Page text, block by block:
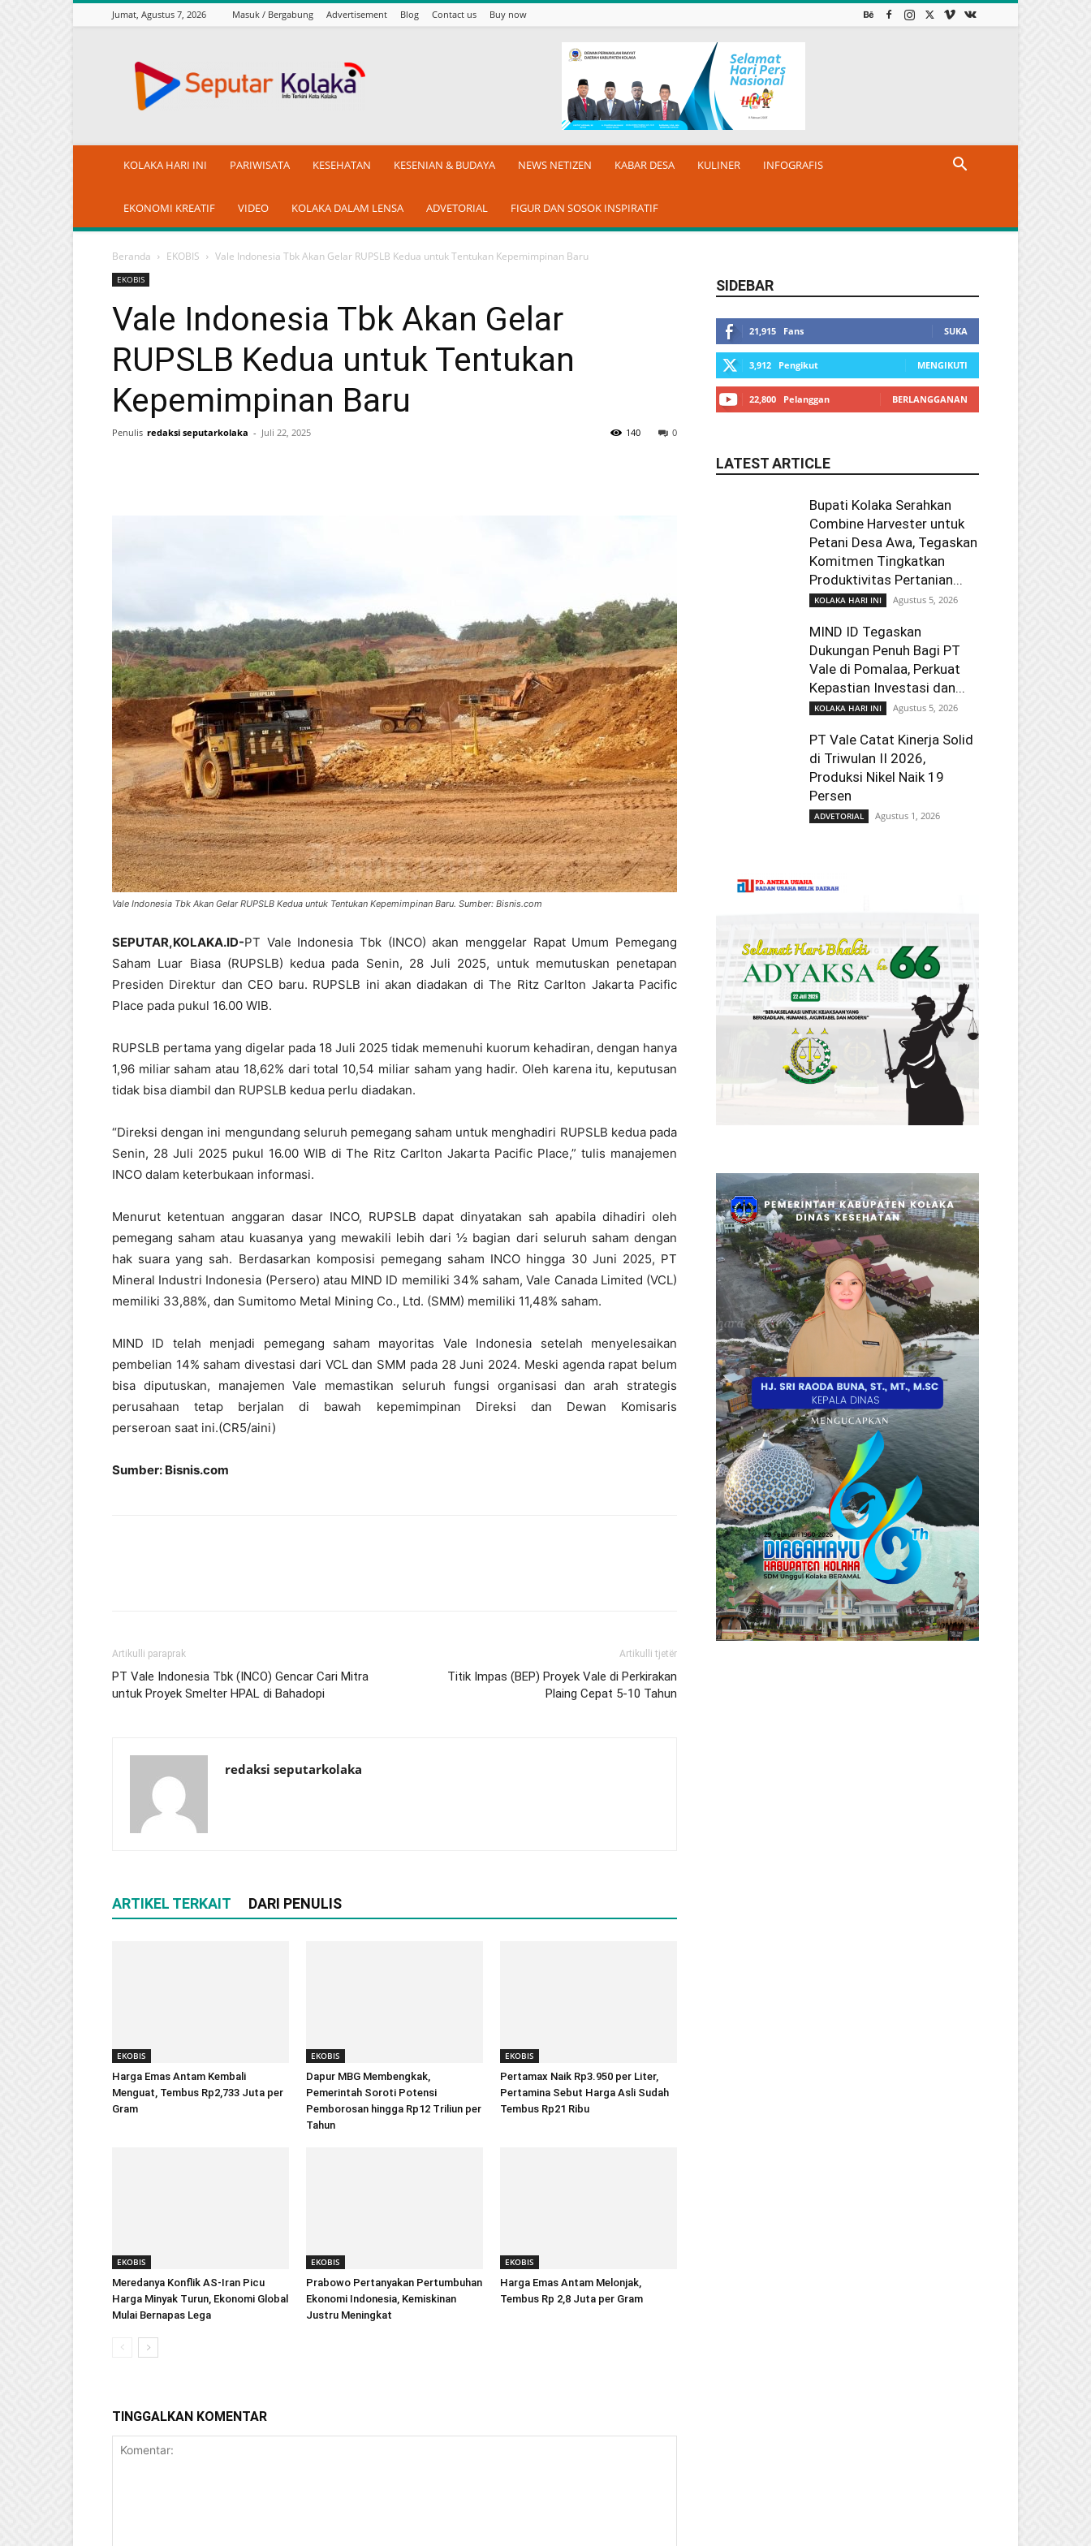
Jumat, Agustus 7, 2026 Masuk / Bergabung Advertisement Blog Contact us Buy now
KOLAKA HARI INI PARIWISATA KESEHATAN KESENIAN & BUDAYA NEWS NETIZEN KABAR DESA KULINER INFOGRAFIS
EKONOMI KREATIF VIDEO KOLAKA DALAM LENSA ADVETORIAL FIGUR DAN SOSOK INSPIRATIF
Beranda EKOBIS Vale Indonesia Tbk Akan Gelar RUPSLB Kedua untuk Tentukan Kepemimpinan Baru
EKOBIS
Vale Indonesia Tbk Akan Gelar
RUPSLB Kedua untuk Tentukan
Kepemimpinan Baru
Penulis redaksi seputarkolaka - Juli 22, 2025 0
140
Vale Indonesia Tbk Akan Gelar RUPSLB Kedua untuk Tentukan Kepemimpinan Baru. Sumber: Bisnis.com
SEPUTAR,KOLAKA.ID-PT Vale Indonesia Tbk (INCO) akan menggelar Rapat Umum Pemegang
Saham Luar Biasa (RUPSLB) kedua pada Senin, 28 Juli 2025, untuk memutuskan penetapan
Presiden Direktur dan CEO baru. RUPSLB ini akan diadakan di The Ritz Carlton Jakarta Pacific
Place pada pukul 16.00 WIB.
RUPSLB pertama yang digelar pada 18 Juli 2025 tidak memenuhi kuorum kehadiran, dengan hanya
1,96 miliar saham atau 18,62% dari total 10,54 miliar saham yang hadir. Oleh karena itu, keputusan
tidak bisa diambil dan RUPSLB kedua perlu diadakan.
“Direksi dengan ini mengundang seluruh pemegang saham untuk menghadiri RUPSLB kedua pada
Senin, 28 Juli 2025 pukul 16.00 WIB di The Ritz Carlton Jakarta Pacific Place,” tulis manajemen
INCO dalam keterbukaan informasi.
Menurut ketentuan anggaran dasar INCO, RUPSLB dapat dinyatakan sah apabila dihadiri oleh
pemegang saham atau kuasanya yang mewakili lebih dari ½ bagian dari seluruh saham dengan
hak suara yang sah. Berdasarkan komposisi pemegang saham INCO hingga 30 Juni 2025, PT
Mineral Industri Indonesia (Persero) atau MIND ID memiliki 34% saham, Vale Canada Limited (VCL)
memiliki 33,88%, dan Sumitomo Metal Mining Co., Ltd. (SMM) memiliki 11,48% saham.
MIND ID telah menjadi pemegang saham mayoritas Vale Indonesia setelah menyelesaikan
pembelian 14% saham divestasi dari VCL dan SMM pada 28 Juni 2024. Meski agenda rapat belum
bisa diputuskan, manajemen Vale memastikan seluruh fungsi organisasi dan arah strategis
perusahaan tetap berjalan di bawah kepemimpinan Direksi dan Dewan Komisaris
perseroan saat ini.(CR5/aini)
Sumber: Bisnis.com
Artikulli paraprak
PT Vale Indonesia Tbk (INCO) Gencar Cari Mitra
untuk Proyek Smelter HPAL di Bahadopi
Artikulli tjetër
Titik Impas (BEP) Proyek Vale di Perkirakan
Plaing Cepat 5-10 Tahun
redaksi seputarkolaka
ARTIKEL TERKAIT DARI PENULIS
EKOBIS
Harga Emas Antam Kembali
Menguat, Tembus Rp2,733 Juta per
Gram
EKOBIS
Dapur MBG Membengkak,
Pemerintah Soroti Potensi
Pemborosan hingga Rp12 Triliun per
Tahun
EKOBIS
Pertamax Naik Rp3.950 per Liter,
Pertamina Sebut Harga Asli Sudah
Tembus Rp21 Ribu
EKOBIS
Meredanya Konflik AS-Iran Picu
Harga Minyak Turun, Ekonomi Global
Mulai Bernapas Lega
EKOBIS
Prabowo Pertanyakan Pertumbuhan
Ekonomi Indonesia, Kemiskinan
Justru Meningkat
EKOBIS
Harga Emas Antam Melonjak,
Tembus Rp 2,8 Juta per Gram
TINGGALKAN KOMENTAR
SIDEBAR
21,915 Fans SUKA
3,912 Pengikut MENGIKUTI
22,800 Pelanggan BERLANGGANAN
LATEST ARTICLE
Bupati Kolaka Serahkan
Combine Harvester untuk
Petani Desa Awa, Tegaskan
Komitmen Tingkatkan
Produktivitas Pertanian...
KOLAKA HARI INI Agustus 5, 2026
MIND ID Tegaskan
Dukungan Penuh Bagi PT
Vale di Pomalaa, Perkuat
Kepastian Investasi dan...
KOLAKA HARI INI Agustus 5, 2026
PT Vale Catat Kinerja Solid
di Triwulan II 2026,
Produksi Nikel Naik 19
Persen
ADVETORIAL Agustus 1, 2026